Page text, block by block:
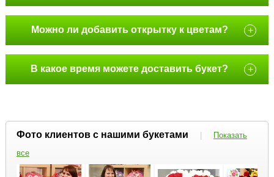
Можно ли добавить открытку к цветам? +
В какое время можете доставить букет? +
Фото клиентов с нашими букетами |
Показать
все